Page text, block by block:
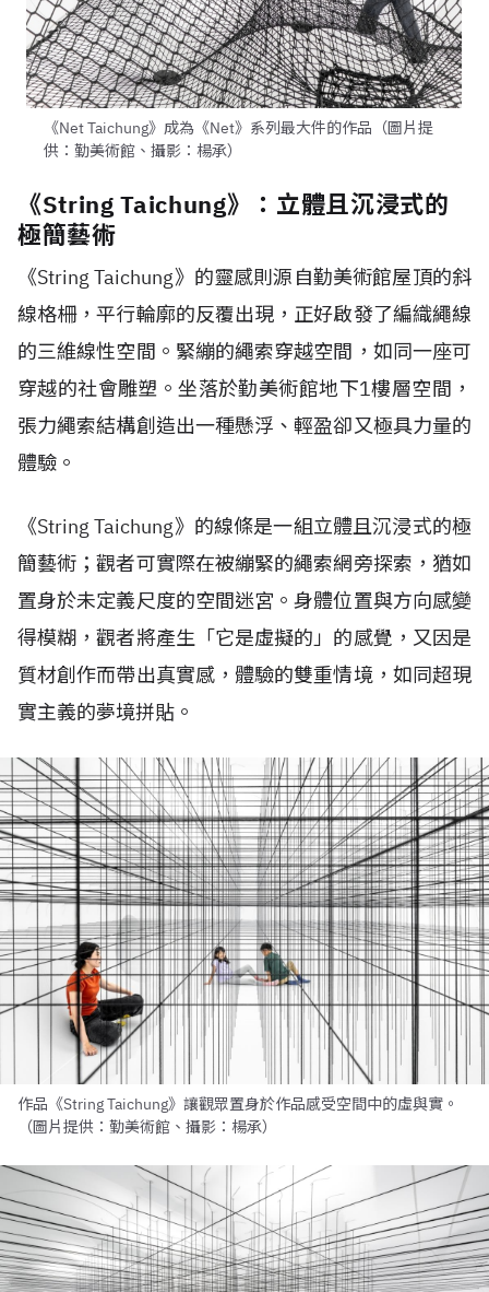
《Net Taichung》成為《Net》系列最大件的作品（圖片提
供：勤美術館、攝影：楊承）
《String Taichung》：立體且沉浸式的
極簡藝術
《String Taichung》的靈感則源自勤美術館屋頂的斜
線格柵，平行輪廓的反覆出現，正好啟發了編織繩線
的三維線性空間。緊繃的繩索穿越空間，如同一座可
穿越的社會雕塑。坐落於勤美術館地下1樓層空間，
張力繩索結構創造出一種懸浮、輕盈卻又極具力量的
體驗。
《String Taichung》的線條是一組立體且沉浸式的極
簡藝術；觀者可實際在被繃緊的繩索網旁探索，猶如
置身於未定義尺度的空間迷宮。身體位置與方向感變
得模糊，觀者將產生「它是虛擬的」的感覺，又因是
質材創作而帶出真實感，體驗的雙重情境，如同超現
實主義的夢境拼貼。
作品《String Taichung》讓觀眾置身於作品感受空間中的虛與實。
（圖片提供：勤美術館、攝影：楊承）